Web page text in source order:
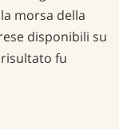
morsa della
disponibili su
fu